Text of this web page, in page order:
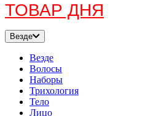
ТОВАР ДНЯ
Везде
Везде
Волосы
Наборы
Трихология
Тело
Лицо